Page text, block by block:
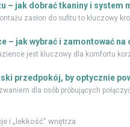
– jak dobrać tkaniny i
zasłon do sufitu to kluczowy
– jak wybrać i zamontować
jest kluczowy dla komfortu
przedpokój, by optycznie
dla osób próbujących
i „lekkość” wnętrza